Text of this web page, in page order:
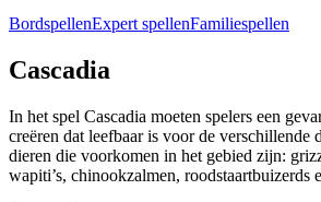
BordspellenExpert spellenFamiliespellen
Cascadia
In het spel Cascadia moeten spelers een
creëren dat leefbaar is voor de verschillende
dieren die voorkomen in het gebied zijn:
wapiti’s, chinookzalmen, roodstaartbuizerds